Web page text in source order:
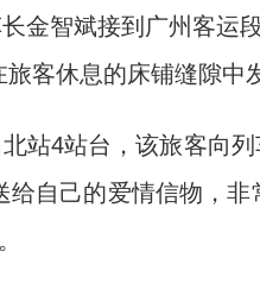
金智斌接到广州客运
客休息的床铺缝隙中
4站台，该旅客向列
自己的爱情信物，